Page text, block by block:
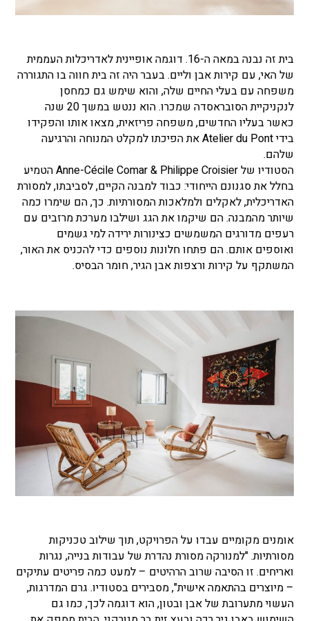
בית זה נבנה במאה ה-16. דוגמה אופיינית לאדריכלות העממית
של האי, עם קירות אבן וליים. בעבר היה זה בית חווה בו התגוררה
משפחה עם בעלי החיים שלה, והוא שימש גם כמחסן
לנקניקיית הסובראסדה שמכרו. הוא ננטש במשך 20 שנה
כאשר בעליו החדשים, משפחה פריזאית, מצאו אותו והפקידו
בידיAtelier du Pontאת הפיכתו למקלט המנוחה והרגיעה
שלהם.
הסטודיו של Anne-Cécile Comar & Philippe Croisier הטמיע
בחלל את סגנונם הייחודי: כבוד למבנה הקיים, לסביבתו, למסורת
האדריכלית, לאקלים ולמלאכות המסורתיות. כך, הם שימרו כמה
שיותר מהמבנה. הם שיקמו את הגג ושילבו מערכת מרזבים עם
רעפים מדורגים המשמשים כצינורות ירידה למי גשמים
ואוספים אותם. הם פתחו חלונות נוספים כדי להכניס את האור,
המשתקף על קירות ורצפות אבן הגיר, חומר הבסיס.
אומנים מקומיים עבדו על הפרויקט, תוך שילוב טכניקות
מסורתיות. "למנורקה מסורת נהדרת של עבודות בנייה, נגרות
ואריחים. זו הסיבה שרוב הרהיטים – למעט כמה פריטים עתיקים
– מיוצרים בהתאמה אישית", מסבירים בסטודיו. גרם המדרגות,
העשוי מתערובת של אבן ובטון, הוא דוגמה לכך, כמו גם